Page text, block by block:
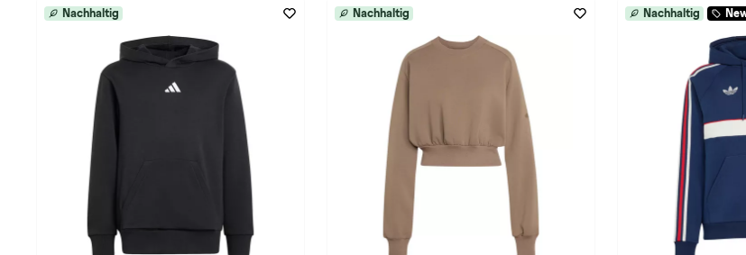
Nachhaltig Nachhaltig Nachhaltig